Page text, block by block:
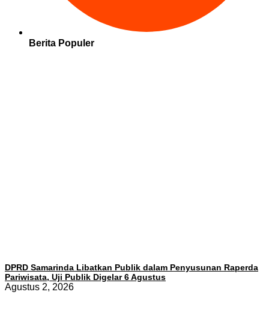
Berita Populer
DPRD Samarinda Libatkan Publik dalam Penyusunan Raperda
Pariwisata, Uji Publik Digelar 6 Agustus
Agustus 2, 2026